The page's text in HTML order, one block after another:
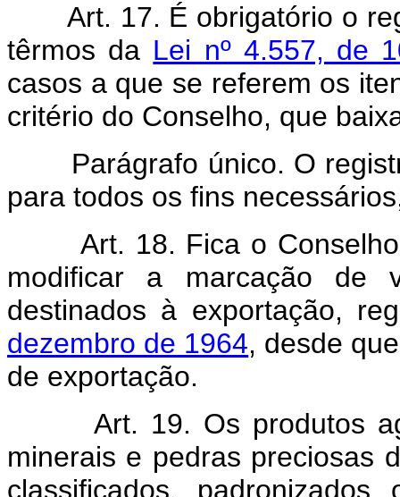
Art. 17. É obrigatório o
têrmos da Lei nº 4.557, de
casos a que se referem os
critério do Conselho, que
Parágrafo único. O
para todos os fins
Art. 18. Fica o
modificar a marcação de
destinados à exportação,
dezembro de 1964, desde
de exportação.
Art. 19. Os produtos
minerais e pedras preciosas
classificados,